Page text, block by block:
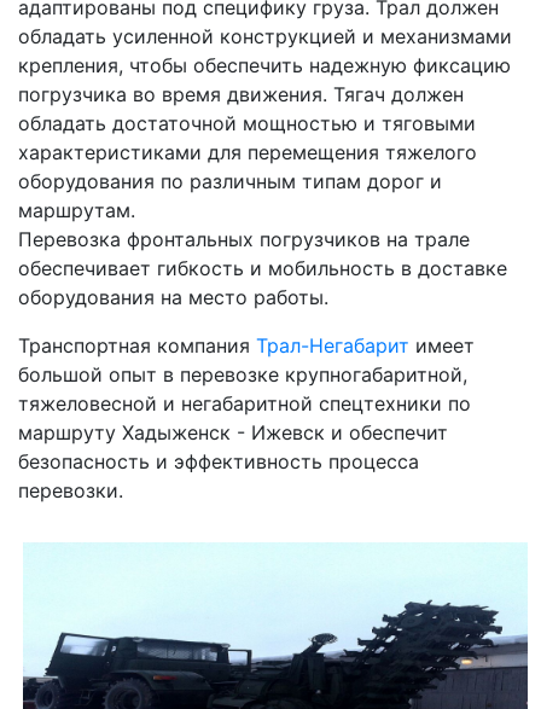
адаптированы под специфику груза. Трал должен
обладать усиленной конструкцией и механизмами
крепления, чтобы обеспечить надежную фиксацию
погрузчика во время движения. Тягач должен
обладать достаточной мощностью и тяговыми
характеристиками для перемещения тяжелого
оборудования по различным типам дорог и
маршрутам.
Перевозка фронтальных погрузчиков на трале
обеспечивает гибкость и мобильность в доставке
оборудования на место работы.
Транспортная компания Трал-Негабарит имеет
большой опыт в перевозке крупногабаритной,
тяжеловесной и негабаритной спецтехники по
маршруту Хадыженск - Ижевск и обеспечит
безопасность и эффективность процесса
перевозки.